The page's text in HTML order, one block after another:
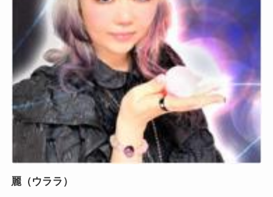
麗（ウララ）